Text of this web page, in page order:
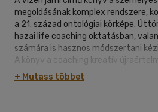
megoldásának komplex rendszere,
a 21. század ontológiai körképe.
hazai life coaching oktatásban,
számára is hasznos módszertani
A könyv a coaching kreatív
tudománya révén. Kissé
fogalmazva: átfogó életfilozófia. A
+ Mutass többet